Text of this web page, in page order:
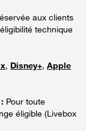
aux clients
technique
, Disney+, Apple
Pour toute
éligible (Livebox